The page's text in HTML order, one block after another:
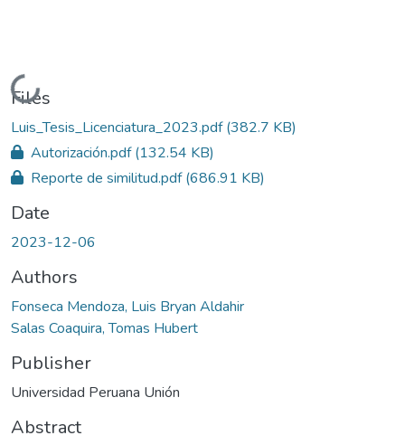
Loading...
Files
Luis_Tesis_Licenciatura_2023.pdf(382.7 KB)
Autorización.pdf(132.54 KB)
Reporte de similitud.pdf(686.91 KB)
Date
2023-12-06
Authors
Fonseca Mendoza, Luis Bryan Aldahir
Salas Coaquira, Tomas Hubert
Publisher
Universidad Peruana Unión
Abstract